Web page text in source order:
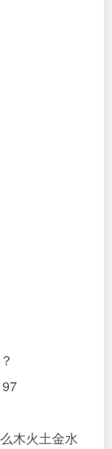
木火土金水